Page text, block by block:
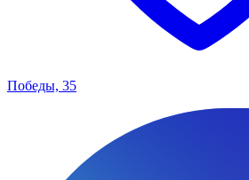
Победы, 35